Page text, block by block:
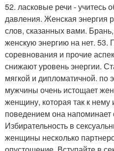
52. ласковые речи - учитесь
давления. Женская энергия
слов, сказанных вами.
женскую энергию на нет.
соревнования и прочие
снижают уровень энергии.
мягкой и дипломатичной. по
мужчины очень истощает
женщину, которая так к
поведением она
Избирательность в
женщины несколько